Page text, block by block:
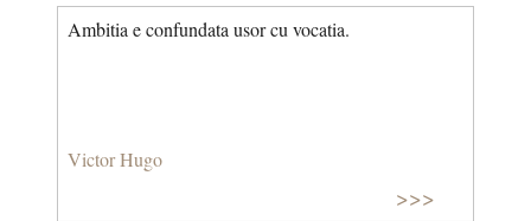
Ambitia e confundata usor cu vocatia.
Victor Hugo
>>>